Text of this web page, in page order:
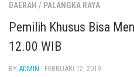
DAERAH / PALANGKA RAYA
Pemilih Khusus Bisa
12.00 WIB
BY ADMIN · FEBRUARI 12, 2019